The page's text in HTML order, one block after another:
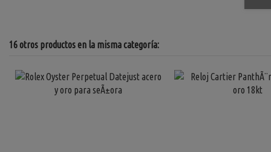
16 otros productos en la misma categoría: